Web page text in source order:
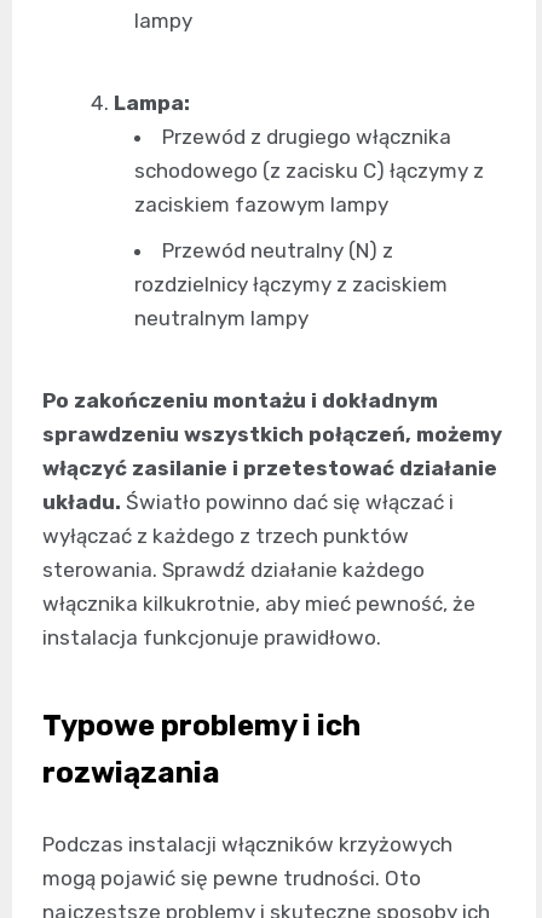
lampy
Lampa:
Przewód z drugiego włącznika
schodowego (z zacisku C) łączymy z
zaciskiem fazowym lampy
Przewód neutralny (N) z
rozdzielnicy łączymy z zaciskiem
neutralnym lampy
Po zakończeniu montażu i dokładnym
sprawdzeniu wszystkich połączeń, możemy
włączyć zasilanie i przetestować działanie
układu. Światło powinno dać się włączać i
wyłączać z każdego z trzech punktów
sterowania. Sprawdź działanie każdego
włącznika kilkukrotnie, aby mieć pewność, że
instalacja funkcjonuje prawidłowo.
Typowe problemy i ich
rozwiązania
Podczas instalacji włączników krzyżowych
mogą pojawić się pewne trudności. Oto
najczęstsze problemy i skuteczne sposoby ich